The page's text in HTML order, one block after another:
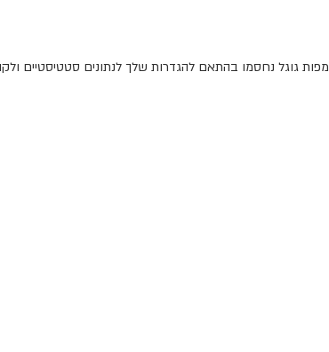
מפות גוגל נחסמו בהתאם להגדרות שלך לנתונים סטטיסטיים